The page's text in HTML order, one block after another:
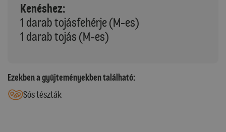
Kenéshez:
1 darab tojásfehérje (M-es)
1 darab tojás (M-es)
Ezekben a gyűjteményekben található:
Sós tészták